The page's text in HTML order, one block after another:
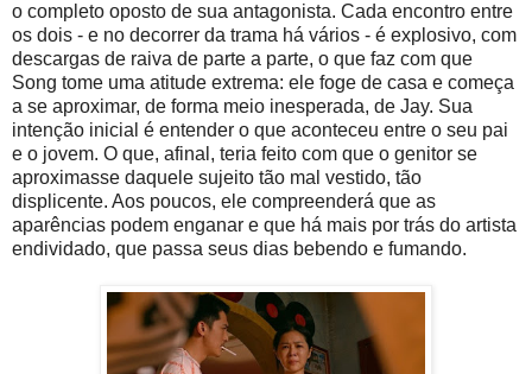
o completo oposto de sua antagonista. Cada encontro entre
os dois - e no decorrer da trama há vários - é explosivo, com
descargas de raiva de parte a parte, o que faz com que
Song tome uma atitude extrema: ele foge de casa e começa
a se aproximar, de forma meio inesperada, de Jay. Sua
intenção inicial é entender o que aconteceu entre o seu pai
e o jovem. O que, afinal, teria feito com que o genitor se
aproximasse daquele sujeito tão mal vestido, tão
displicente. Aos poucos, ele compreenderá que as
aparências podem enganar e que há mais por trás do artista
endividado, que passa seus dias bebendo e fumando.